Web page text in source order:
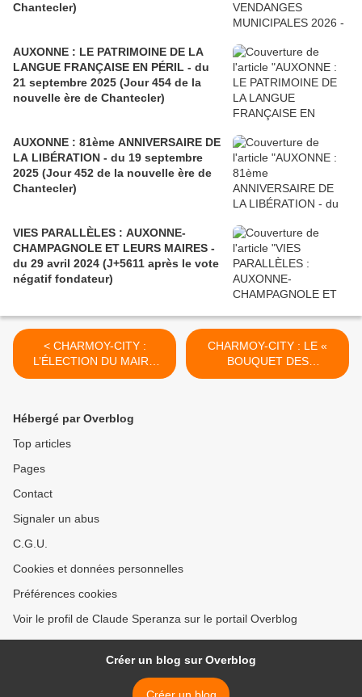
Chantecler)
AUXONNE : LE PATRIMOINE DE LA
LANGUE FRANÇAISE EN PÉRIL - du
21 septembre 2025 (Jour 454 de la
nouvelle ère de Chantecler)
AUXONNE : 81ème ANNIVERSAIRE DE
LA LIBÉRATION - du 19 septembre
2025 (Jour 452 de la nouvelle ère de
Chantecler)
VIES PARALLÈLES : AUXONNE-
CHAMPAGNOLE ET LEURS MAIRES -
du 29 avril 2024 (J+5611 après le vote
négatif fondateur)
< CHARMOY-CITY :
L’ÉLECTION DU MAIRE
PAR LE PETIT BOUT DE
le vote négatif fondateur)
CHARMOY-CITY : LE «
BOUQUET DES
ASSOCIATIONS », UNE
Hébergé par Overblog
Top articles
Pages
Contact
Signaler un abus
C.G.U.
Cookies et données personnelles
Préférences cookies
Voir le profil de Claude Speranza sur le portail Overblog
Créer un blog sur Overblog